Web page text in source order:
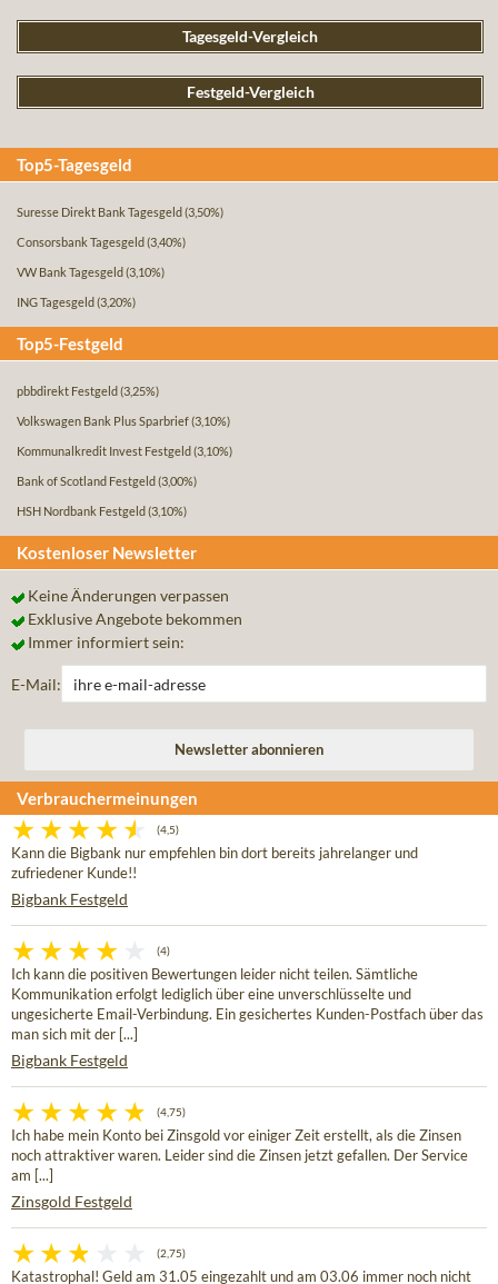
Tagesgeld-Vergleich
Festgeld-Vergleich
Top5-Tagesgeld
Suresse Direkt Bank Tagesgeld (3,50%)
Consorsbank Tagesgeld (3,40%)
VW Bank Tagesgeld (3,10%)
ING Tagesgeld (3,20%)
Top5-Festgeld
pbbdirekt Festgeld (3,25%)
Volkswagen Bank Plus Sparbrief(3,10%)
Kommunalkredit Invest Festgeld (3,10%)
Bank of Scotland Festgeld (3,00%)
HSH Nordbank Festgeld (3,10%)
Kostenloser Newsletter
Keine Änderungen verpassen
Exklusive Angebote bekommen
Immer informiert sein:
E-Mail:
Verbrauchermeinungen
(4,5)
Kann die Bigbank nur empfehlen bin dort bereits jahrelanger und
zufriedener Kunde!!
Bigbank Festgeld
(4)
Ich kann die positiven Bewertungen leider nicht teilen. Sämtliche
Kommunikation erfolgt lediglich über eine unverschlüsselte und
ungesicherte Email-Verbindung. Ein gesichertes Kunden-Postfach über das
man sich mit der [...]
Bigbank Festgeld
(4,75)
Ich habe mein Konto bei Zinsgold vor einiger Zeit erstellt, als die Zinsen
noch attraktiver waren. Leider sind die Zinsen jetzt gefallen. Der Service
am [...]
Zinsgold Festgeld
(2,75)
Katastrophal! Geld am 31.05 eingezahlt und am 03.06 immer noch nicht